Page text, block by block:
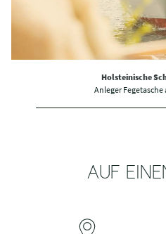
Holsteinische
Anleger Fegetasche
AUF